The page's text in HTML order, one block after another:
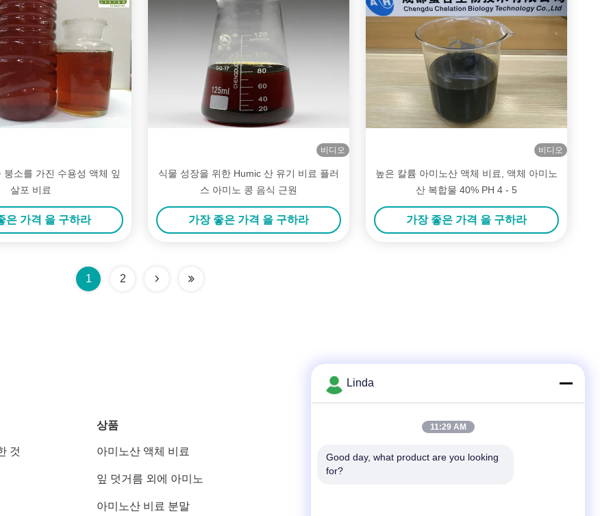
붕소를 가진 수용성 액체 잎
살포 비료
은 가격 을 구하라
비디오
식물 성장을 위한 Humic 산 유기 비료 플러
스 아미노 콩 음식 근원
가장 좋은 가격 을 구하라
비디오
높은 칼륨 아미노산 액체 비료, 액체 아미노
산 복합물 40% PH 4 - 5
가장 좋은 가격 을 구하라
1 2
것
상품
아미노산 액체 비료
잎 덧거름 외에 아미노
아미노산 비료 분말
전화
Linda
11:29 AM
Good day, what product are you looking
for?